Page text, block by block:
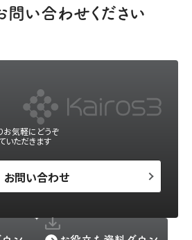
問い合わせください
お気軽にどうぞ
いただきます
お問い合わせ